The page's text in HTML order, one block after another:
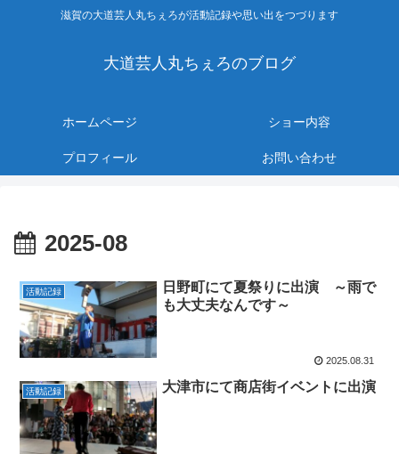
滋賀の大道芸人丸ちぇろが活動記録や思い出をつづります
大道芸人丸ちぇろのブログ
ホームページ ショー内容
プロフィール お問い合わせ
2025-08
活動記録
日野町にて夏祭りに出演 ～雨で
も大丈夫なんです～
2025.08.31
活動記録 大津市にて商店街イベントに出演